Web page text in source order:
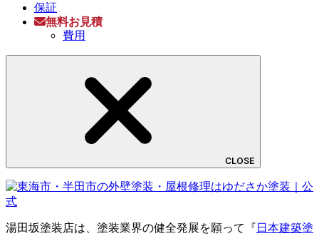
保証
無料お見積
費用
CLOSE
湯田坂塗装店は、塗装業界の健全発展を願って『 日本建築塗